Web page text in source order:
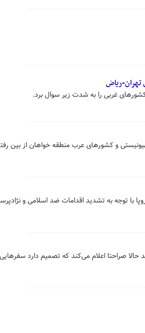
تهران-ریاض
غربی را به شدت زیر سوال برد.
و کشورهای عرب منطقه خواهان از بین
با توجه به تشدید اقدامات ضد اسلامی و
صراحتا اعلام می‌کند که تصمیم دارد سفرهایی